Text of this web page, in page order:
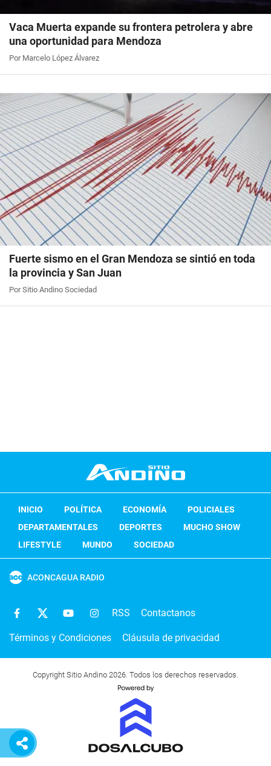
Vaca Muerta expande su frontera petrolera y abre
una oportunidad para Mendoza
Por Marcelo López Álvarez
Fuerte sismo en el Gran Mendoza se sintió en toda
la provincia y San Juan
Por Sitio Andino Sociedad
INICIO POLÍTICA ECONOMÍA
POLICIALES
DEPARTAMENTALES
DEPORTES
MUCHO SHOW
LIFESTYLE
MUNDO SOCIEDAD
ACONCAGUA RADIO
RSS Contactanos
Términos y Condiciones Cláusula de privacidad
Copyright Sitio Andino 2026. Todos los derechos reservados.